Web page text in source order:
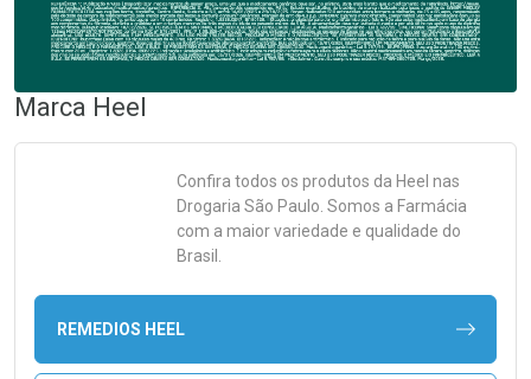
Marca Heel
Confira todos os produtos da Heel nas
Drogaria São Paulo. Somos a Farmácia
com a maior variedade e qualidade do
Brasil.
REMEDIOS HEEL